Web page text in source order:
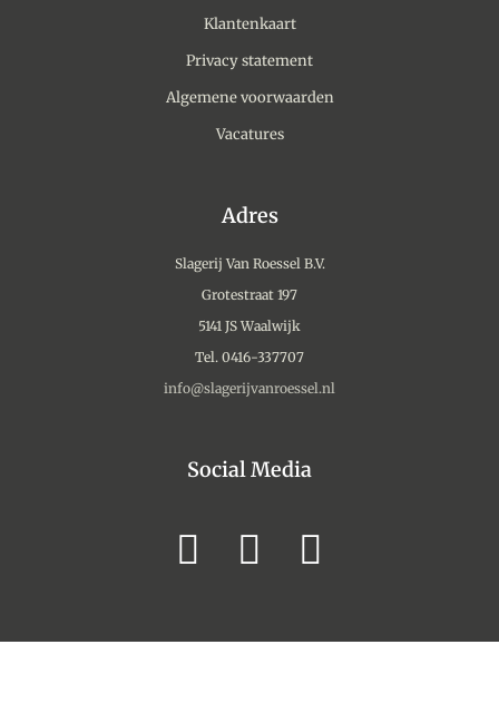
Klantenkaart
Privacy statement
Algemene voorwaarden
Vacatures
Adres
Slagerij Van Roessel B.V.
Grotestraat 197
5141 JS Waalwijk
Tel. 0416-337707
info@slagerijvanroessel.nl
Social Media